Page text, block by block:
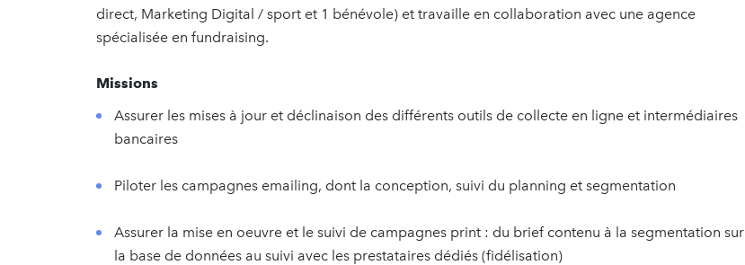
direct, Marketing Digital / sport et 1 bénévole) et travaille en collaboration avec une agence
spécialisée en fundraising.
Missions
Assurer les mises à jour et déclinaison des différents outils de collecte en ligne et intermédiaires
bancaires
Piloter les campagnes emailing, dont la conception, suivi du planning et segmentation
Assurer la mise en oeuvre et le suivi de campagnes print : du brief contenu à la segmentation sur
la base de données au suivi avec les prestataires dédiés (fidélisation)